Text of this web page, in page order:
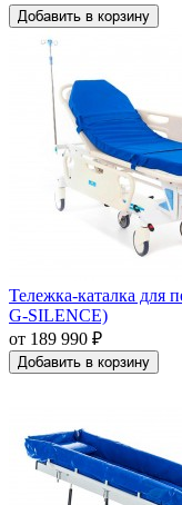
Добавить в корзину
Тележка-каталка
G-SILENCE)
от 189 990 ₽
Добавить в корзину